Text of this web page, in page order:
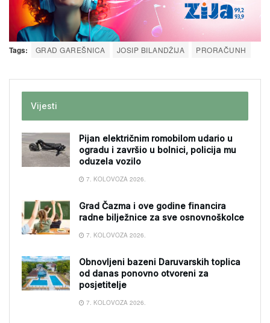
Tags: GRAD GAREŠNICA JOSIP BILANDŽIJA PRORAČUNH
Vijesti
Pijan električnim romobilom udario u
ogradu i završio u bolnici, policija mu
oduzela vozilo
7. KOLOVOZA 2026.
Grad Čazma i ove godine financira
radne bilježnice za sve osnovnoškolce
7. KOLOVOZA 2026.
Obnovljeni bazeni Daruvarskih toplica
od danas ponovno otvoreni za
posjetitelje
7. KOLOVOZA 2026.